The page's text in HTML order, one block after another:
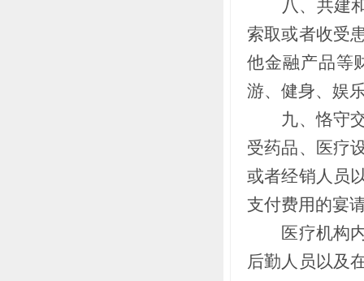
八、共建和
索取或者收受
他金融产品等
游、健身、娱
九、恪守交
受药品、医疗
或者经销人员
支付费用的宴
医疗机构内
后勤人员以及